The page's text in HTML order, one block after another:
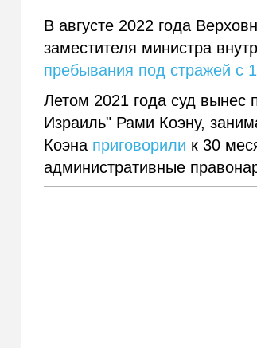
В августе 2022 года
заместителя министра
пребывания под стражей с
Летом 2021 года суд вынес
Израиль" Рами Коэну,
Коэна приговорили к 30
административные